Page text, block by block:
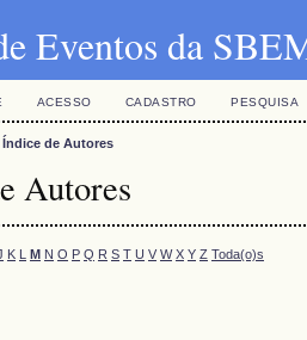
Eventos da
ACESSO CADASTRO PESQUISA
Índice de Autores
Autores
K L M N O P Q R S T U V W X Y Z Toda(o)s